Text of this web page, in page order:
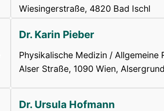
Wiesingerstraße, 4820 Bad Ischl
Dr. Karin Pieber
Physikalische Medizin / Allgemeine
Alser Straße, 1090 Wien, Alsergrund
Dr. Ursula Hofmann